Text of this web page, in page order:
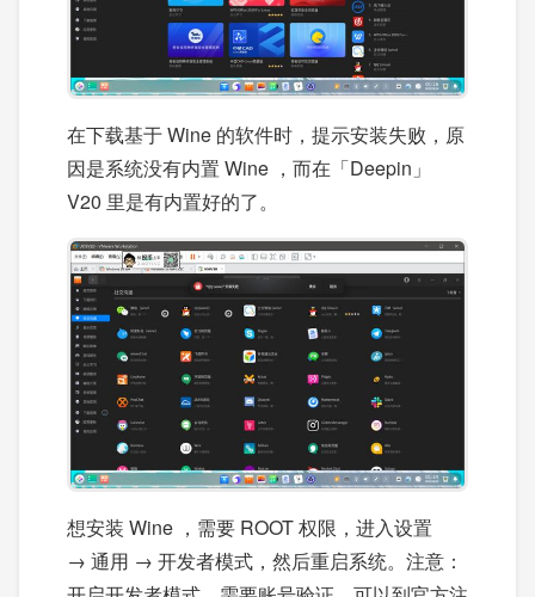
在下载基于 Wine 的软件时，提示安装失败，原
因是系统没有内置 Wine ，而在「Deepin」
V20 里是有内置好的了。
想安装 Wine ，需要 ROOT 权限，进入设置
→ 通用 → 开发者模式，然后重启系统。注意：